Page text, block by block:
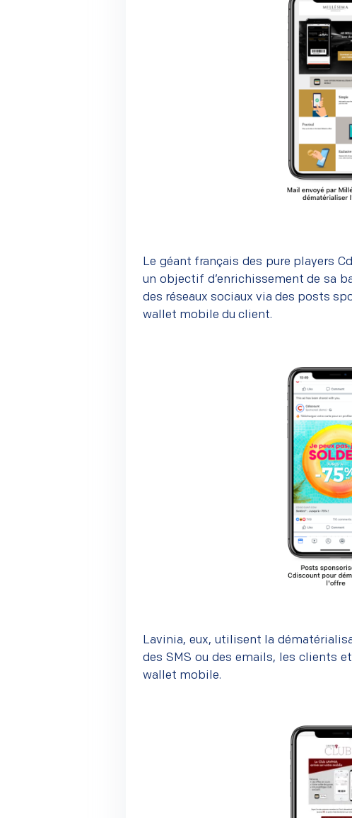
Le géant français des pure players
un objectif d’enrichissement de sa
des réseaux sociaux via des posts
wallet mobile du client.
Lavinia, eux, utilisent la
des SMS ou des emails, les clients
wallet mobile.